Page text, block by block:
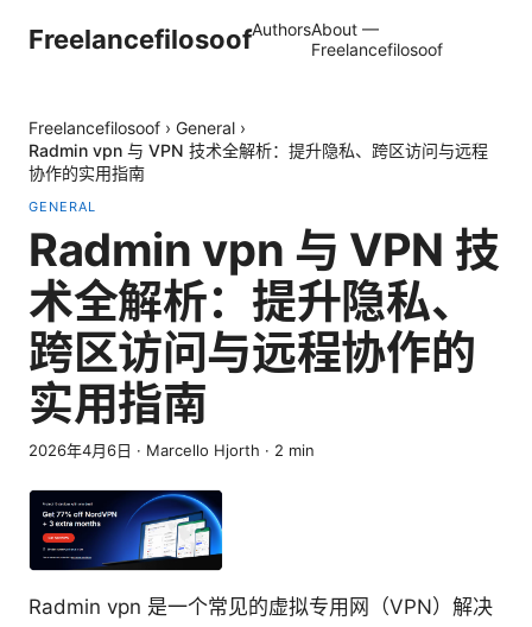
FreelancefilosoofAuthorsAbout —
Freelancefilosoof
Freelancefilosoof › General ›
Radmin vpn 与 VPN 技术全解析：提升隐私、跨区访问与远程
协作的实用指南
GENERAL
Radmin vpn 与 VPN 技
术全解析：提升隐私、
跨区访问与远程协作的
实用指南
2026年4月6日 · Marcello Hjorth · 2 min
Radmin vpn 是一个常见的虚拟专用网（VPN）解决